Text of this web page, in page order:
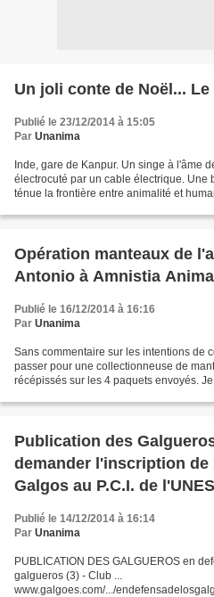
Un joli conte de Noël...
Publié le 23/12/2014 à 15:05
Par Unanima
Inde, gare de Kanpur. Un singe à l'âme
électrocuté par un cable électrique. Une
ténue la frontière entre animalité et
Opération manteaux de
Antonio à Amnistia
Publié le 16/12/2014 à 16:16
Par Unanima
Sans commentaire sur les intentions de
passer pour une collectionneuse de
récépissés sur les 4 paquets envoyés.
Publication des
demander l'inscription de
Galgos au P.C.I. de
Publié le 14/12/2014 à 16:14
Par Unanima
PUBLICATION DES GALGUEROS en
galgueros (3) - Club ...
www.galgoes.com/.../